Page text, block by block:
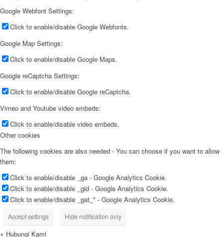
Google Webfont Settings:
Click to enable/disable Google Webfonts.
Google Map Settings:
Click to enable/disable Google Maps.
Google reCaptcha Settings:
Click to enable/disable Google reCaptcha.
Vimeo and Youtube video embeds:
Click to enable/disable video embeds.
Other cookies
The following cookies are also needed - You can choose if you want to allow
them:
Click to enable/disable _ga - Google Analytics Cookie.
Click to enable/disable _gid - Google Analytics Cookie.
Click to enable/disable _gat_* - Google Analytics Cookie.
Accept settings Hide notification only
× Hubungi Kami